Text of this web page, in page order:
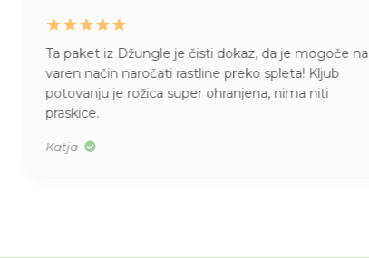
Ta paket iz Džungle je čisti dokaz, da je mogoče na
varen način naročati rastline preko spleta! Kljub
potovanju je rožica super ohranjena, nima niti
praskice.
Katja